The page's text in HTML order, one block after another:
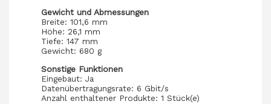
Gewicht und Abmessungen
Breite: 101,6 mm
Höhe: 26,1 mm
Tiefe: 147 mm
Gewicht: 680 g
Sonstige Funktionen
Eingebaut: Ja
Datenübertragungsrate: 6 Gbit/s
Anzahl enthaltener Produkte: 1 Stück(e)